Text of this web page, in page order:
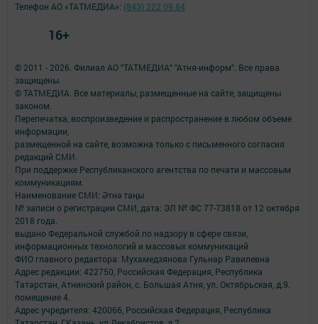
© 2011 - 2026. Филиал АО "ТАТМЕДИА" "Атня-информ". Все права
защищены.
© ТАТМЕДИА. Все материалы, размещенные на сайте, защищены
законом.
Перепечатка, воспроизведение и распространение в любом объеме
информации,
размещенной на сайте, возможна только с письменного согласия
редакций СМИ.
При поддержке Республиканского агентства по печати и массовым
коммуникациям.
Наименование СМИ: Әтнә таңы
№ записи о регистрации СМИ, дата: ЭЛ № ФС 77-73818 от 12 октября
2018 года.
выдано Федеральной службой по надзору в сфере связи,
информационных технологий и массовых коммуникаций
ФИО главного редактора: Мухамедзянова Гульнар Равилевна
Адрес редакции: 422750, Российская Федерация, Республика
Татарстан, Атнинский район, с. Большая Атня, ул. Октябрьская, д.9.
помещение 4.
Адрес учредителя: 420066, Российская Федерация, Республика
Телефон АО «ТАТМЕДИА»: (843) 222 09 84
16+